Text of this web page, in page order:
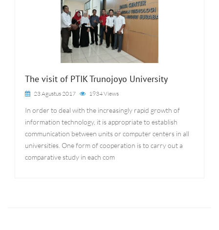
The visit of PTIK Trunojoyo University
23 Agustus 2017 1934 Views
In order to deal with the increasingly rapid growth of
information technology, it is appropriate to establish
communication between units or computer centers in all
universities. One form of cooperation is to carry out a
comparative study in each com